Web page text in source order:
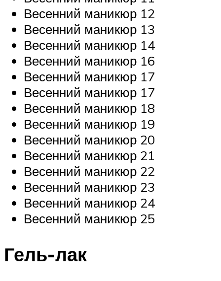
Весенний маникюр 12
Весенний маникюр 13
Весенний маникюр 14
Весенний маникюр 16
Весенний маникюр 17
Весенний маникюр 17
Весенний маникюр 18
Весенний маникюр 19
Весенний маникюр 20
Весенний маникюр 21
Весенний маникюр 22
Весенний маникюр 23
Весенний маникюр 24
Весенний маникюр 25
Гель-лак